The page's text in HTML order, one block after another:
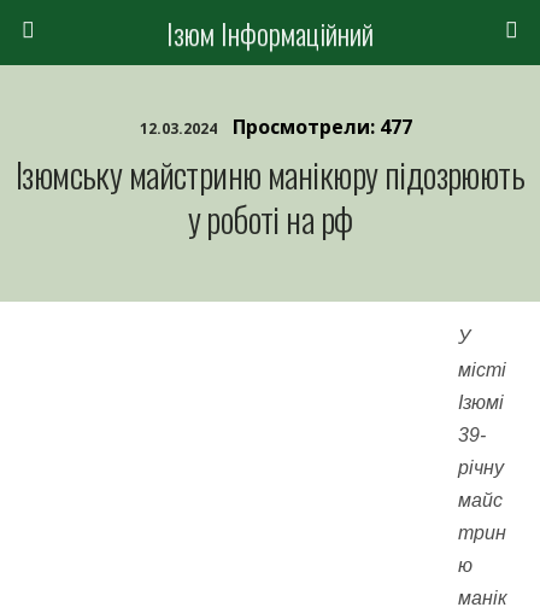
Ізюм Інформаційний
12.03.2024 Просмотрели: 477
Ізюмську майстриню манікюру підозрюють
у роботі на рф
У
місті
Ізюмі
39-
річну
майс
трин
ю
манік